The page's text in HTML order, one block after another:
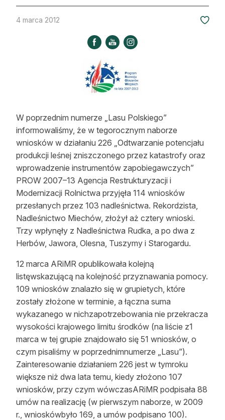
Kultura i historia
Strefa eksperta
Z zagranicy
Edukacja
Lasy prywatne
O nas
100 lat „Lasu Polskiego”
Prenumerata
Reklama
Zostań autorem
Archiwum
Kontakt
4 marca 2012
W poprzednim numerze „Lasu Polskiego”
informowaliśmy, że w tegorocznym naborze
wniosków w działaniu 226 „Odtwarzanie potencjału
produkcji leśnej zniszczonego przez katastrofy oraz
wprowadzenie instrumentów zapobiegawczych”
PROW 2007–13 Agencja Restrukturyzacji i
Modernizacji Rolnictwa przyjęła 114 wniosków
przesłanych przez 103 nadleśnictwa. Rekordzista,
Nadleśnictwo Miechów, złożył aż cztery wnioski.
Trzy wpłynęły z Nadleśnictwa Rudka, a po dwa z
Herbów, Jawora, Olesna, Tuszymy i Starogardu.
12 marca ARiMR opublikowała kolejną
listęwskazującą na kolejność przyznawania pomocy.
109 wniosków znalazło się w grupietych, które
zostały złożone w terminie, a łączna suma
wykazanego w nichzapotrzebowania nie przekracza
wysokości krajowego limitu środków (na liście z1
marca w tej grupie znajdowało się 51 wniosków, o
czym pisaliśmy w poprzednimnumerze „Lasu”).
Zainteresowanie działaniem 226 jest w tymroku
większe niż dwa lata temu, kiedy złożono 107
wniosków, przy czym wówczasARiMR podpisała 88
umów na realizację (w pierwszym naborze, w 2009
r., wnioskówbyło 169, a umów podpisano 100).